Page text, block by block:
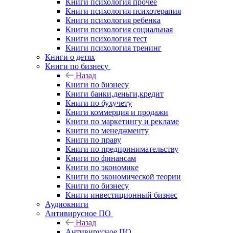
Книги психология прочее
Книги психология психотерапия
Книги психология ребенка
Книги психология социальная
Книги психология тест
Книги психология тренинг
Книги о детях
Книги по бизнесу
Назад
Книги по бизнесу
Книги банки,деньги,кредит
Книги по бухучету
Книги коммерция и продажи
Книги по маркетингу и рекламе
Книги по менеджменту
Книги по праву
Книги по предпринимательству
Книги по финансам
Книги по экономике
Книги по экономической теории
Книги по бизнесу
Книги инвестиционный бизнес
Аудиокниги
Антивирусное ПО
Назад